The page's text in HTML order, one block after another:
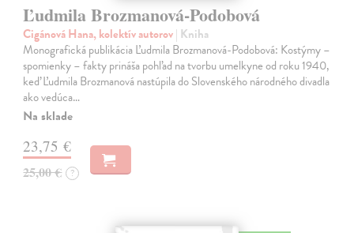
Ľudmila Brozmanová-Podobová
Cigánová Hana, kolektív autorov| Kniha
Monografická publikácia Ľudmila Brozmanová-Podobová: Kostýmy –
spomienky – fakty prináša pohľad na tvorbu umelkyne od roku 1940,
keď Ľudmila Brozmanová nastúpila do Slovenského národného divadla
ako vedúca…
Na sklade
23,75 €
25,00 € ?